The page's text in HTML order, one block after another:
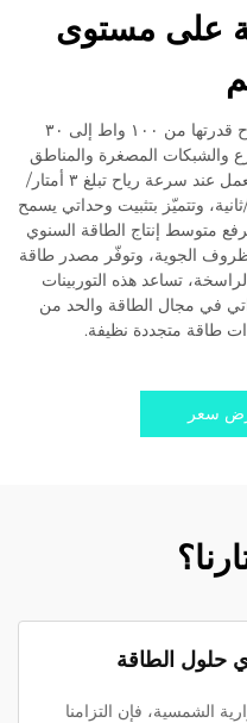
على مستوى
نقدّم توربينات رياح عالية الأداء تتراوح قدرتها من ١٠٠ واط إلى ٣٠
والشبكات المصغرة والمناطق
النائية. وتبدأ توربينات الرياح لدينا في العمل عند سرعة رياح تبلغ ٣ أمتار/
سرعات تصل إلى ٦٠ مترًا/ثانية، وتتميّز بتثبيت وحداتي يسمح
متوسط إنتاج الطاقة السنوي
الظروف الجوية، وتوفّر مصدر طاقة
تساعد هذه التوربينات
في مجال الطاقة والحد من
طاقة متجددة نظيفة.
سعر
حلول الطاقة
الشمسية، فإن التزامنا